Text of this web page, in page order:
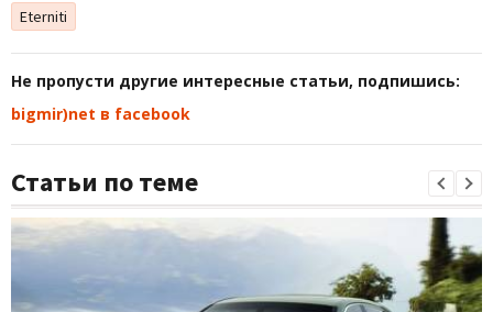
Eterniti
Не пропусти другие интересные статьи, подпишись:
bigmir)net в facebook
Статьи по теме